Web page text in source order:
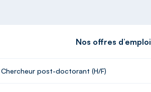
Nos offres d’emploi
post-doctorant (H/F)